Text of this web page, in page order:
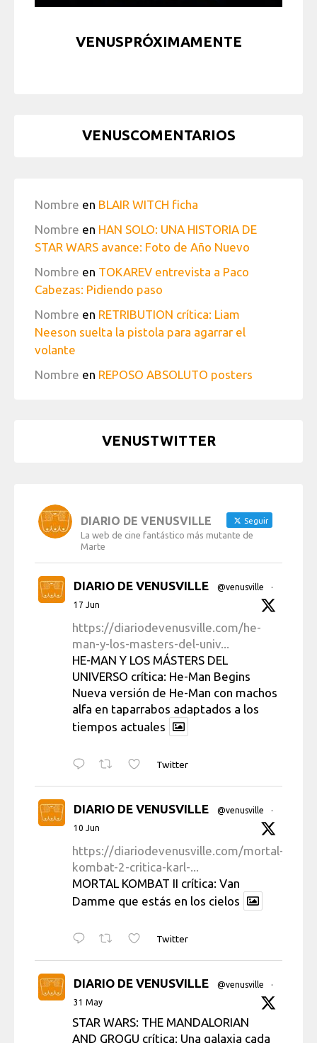
VENUSPRÓXIMAMENTE
VENUSCOMENTARIOS
Nombre en BLAIR WITCH ficha
Nombre en HAN SOLO: UNA HISTORIA DE
STAR WARS avance: Foto de Año Nuevo
Nombre en TOKAREV entrevista a Paco
Cabezas: Pidiendo paso
Nombre en RETRIBUTION crítica: Liam
Neeson suelta la pistola para agarrar el
volante
Nombre en REPOSO ABSOLUTO posters
VENUSTWITTER
DIARIO DE VENUSVILLE Seguir
La web de cine fantástico más mutante de
Marte
DIARIO DE VENUSVILLE @venusville
·
17 Jun
https://diariodevenusville.com/he-
man-y-los-masters-del-univ...
HE-MAN Y LOS MÁSTERS DEL
UNIVERSO crítica: He-Man Begins
Nueva versión de He-Man con machos
alfa en taparrabos adaptados a los
tiempos actuales
Twitter
DIARIO DE VENUSVILLE @venusville
·
10 Jun
https://diariodevenusville.com/mortal-
kombat-2-critica-karl-...
MORTAL KOMBAT II crítica: Van
Damme que estás en los cielos
Twitter
DIARIO DE VENUSVILLE @venusville
·
31 May
STAR WARS: THE MANDALORIAN
AND GROGU crítica: Una galaxia cada